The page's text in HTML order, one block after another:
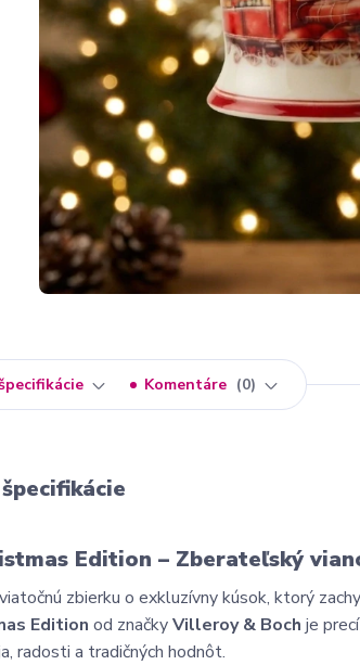
Komentáre 0
Edition – Zberateľský
zbierku o exkluzívny kúsok, ktorý
Edition od značkyVilleroy & Boch je
radosti a tradičných hodnôt.